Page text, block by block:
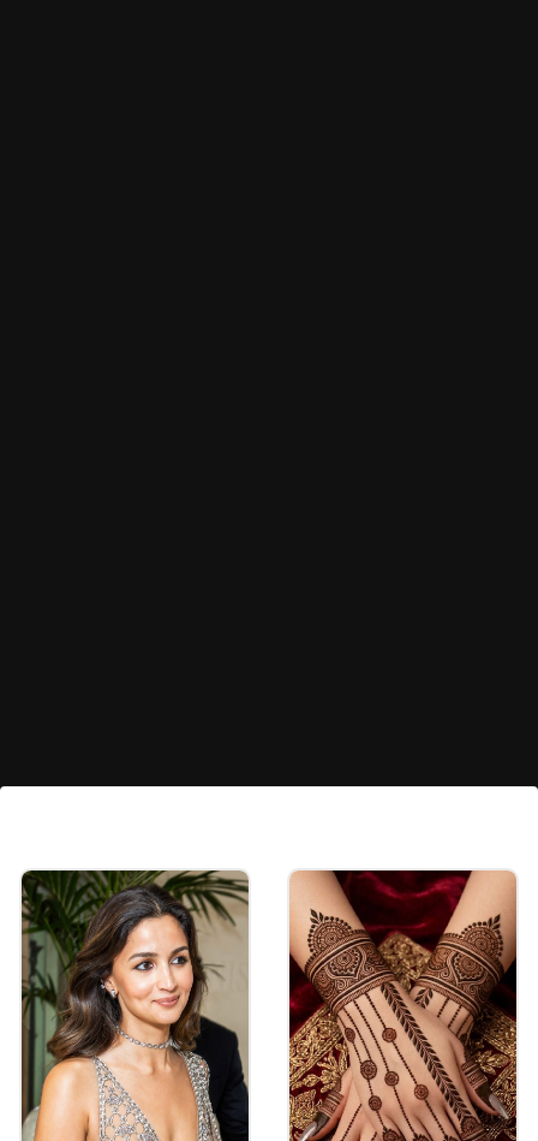
बालों में ऊपर की तरफ आप हाफ बन बनाकर सज जाएं और अदाएं
दिखाएं। सिल्की बालों में ऐसे हेयरस्टाइल खूब फबते हैं।
Image credits: instagram